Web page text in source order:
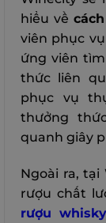
hiểu về
viên phục
ứng viên
thức liên
phục vụ
thưởng
quanh giây
Ngoài ra, tại
rượu chất
rượu whisky